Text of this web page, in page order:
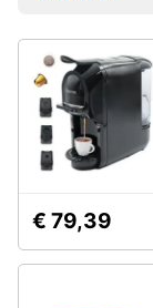
Audio
e
musica
Clima
Arredo
Asciugatrice
Lavatrice
Lavatrice
carica
frontale
Vedi
tutti
€ 79,39